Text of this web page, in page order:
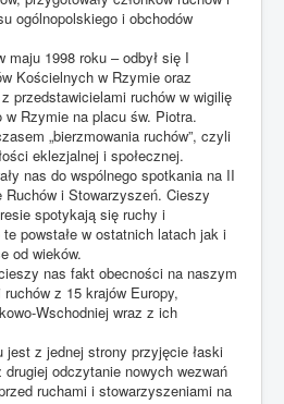
ogólnopolskiego i obchodów
1998 roku – odbył się I
Kościelnych w Rzymie oraz
przedstawicielami ruchów w wigilię
w Rzymie na placu św. Piotra.
„bierzmowania ruchów”, czyli
eklezjalnej i społecznej.
nas do wspólnego spotkania na II
Ruchów i Stowarzyszeń. Cieszy
spotykają się ruchy i
powstałe w ostatnich latach jak i
od wieków.
nas fakt obecności na naszym
z 15 krajów Europy,
Wschodniej wraz z ich
jest z jednej strony przyjęcie łaski
odczytanie nowych wezwań
ruchami i stowarzyszeniami na